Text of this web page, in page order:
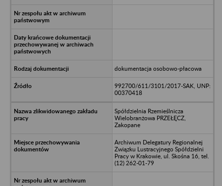
dokumentacja osobowo-płacowa
992700/611/3101/2017-SAK, UNP:
00370418
Spółdzielnia Rzemieślnicza
Wielobranżowa PRZEŁĘCZ,
Zakopane
Archiwum Delegatury Regionalnej
Związku Lustracyjnego Spółdzielni
Pracy w Krakowie, ul. Skośna 16, tel.
(12) 262-01-79